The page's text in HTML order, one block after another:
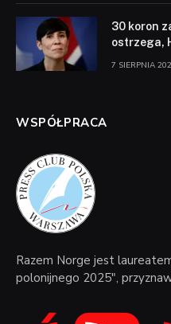
30 koron
ostrzega,
7 SIERPNIA
WSPÓŁPRACA
Razem Norge jest
polonijnego 2025",